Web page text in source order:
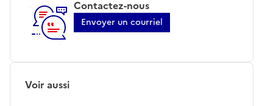
Contactez-nous
Envoyer un courriel
Voir aussi